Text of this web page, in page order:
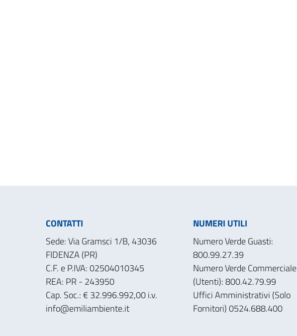
CONTATTI
Sede: Via Gramsci 1/B, 43036
FIDENZA (PR)
C.F. e P.IVA: 02504010345
REA: PR - 243950
Cap. Soc.: € 32.996.992,00 i.v.
info@emiliambiente.it
NUMERI UTILI
Numero Verde Guasti:
800.99.27.39
Numero Verde Commerciale
(Utenti): 800.42.79.99
Uffici Amministrativi (Solo
Fornitori) 0524.688.400